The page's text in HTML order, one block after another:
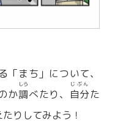
「まち」について、
か調
しら
べたり、 自分
じぶん
た
たりしてみよう！